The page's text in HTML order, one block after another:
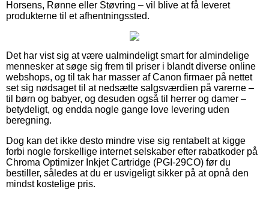
Horsens, Rønne eller Støvring – vil blive at få leveret
produkterne til et afhentningssted.
Det har vist sig at være ualmindeligt smart for almindelige
mennesker at søge sig frem til priser i blandt diverse online
webshops, og til tak har masser af Canon firmaer på nettet
set sig nødsaget til at nedsætte salgsværdien på varerne –
til børn og babyer, og desuden også til herrer og damer –
betydeligt, og endda nogle gange love levering uden
beregning.
Dog kan det ikke desto mindre vise sig rentabelt at kigge
forbi nogle forskellige internet selskaber efter rabatkoder på
Chroma Optimizer Inkjet Cartridge (PGI-29CO) før du
bestiller, således at du er usvigeligt sikker på at opnå den
mindst kostelige pris.